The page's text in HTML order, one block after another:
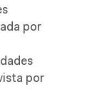
por
por